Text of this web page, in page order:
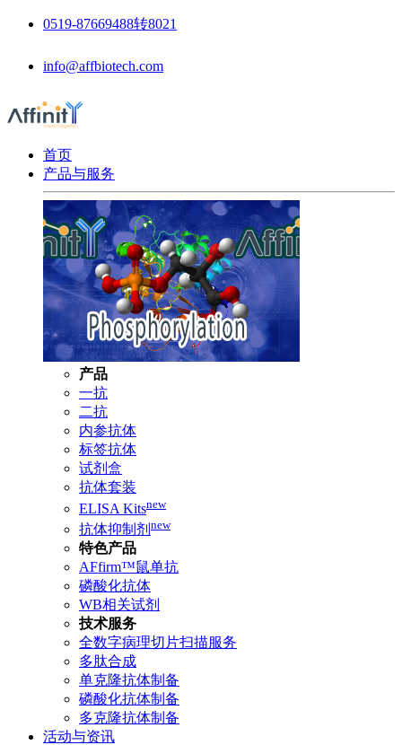
0519-87669488转8021
info@affbiotech.com
首页
产品与服务
产品
一抗
二抗
内参抗体
标签抗体
试剂盒
抗体套装
ELISA Kitsnew
抗体抑制剂 new
特色产品
AFfirm™鼠单抗
磷酸化抗体
WB相关试剂
技术服务
全数字病理切片扫描服务
多肽合成
单克隆抗体制备
磷酸化抗体制备
多克隆抗体制备
活动与资讯